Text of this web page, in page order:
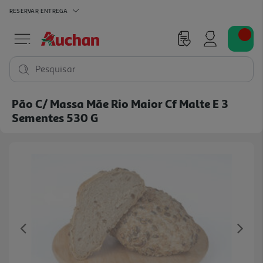
RESERVAR ENTREGA
Pesquisar
Pão C/ Massa Mãe Rio Maior Cf Malte E 3
Sementes 530 G
Previous